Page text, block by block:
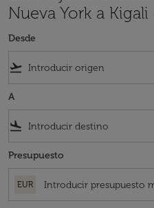
Nueva York a
Desde
flight_takeoff
A
flight_land
Presupuesto
EUR